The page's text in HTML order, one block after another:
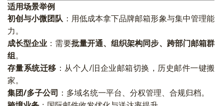
适用场景举例
初创与小微团队 ：用低成本拿下品牌邮箱形象与集中管理能
力。
成长型企业 ：需要批量开通、组织架构同步、跨部门邮箱群
组。
存量系统迁移 ：从个人/旧企业邮箱切换，历史邮件一键搬
家。
集团/多子公司 ：多域名统一平台、分权管理、合规归档。